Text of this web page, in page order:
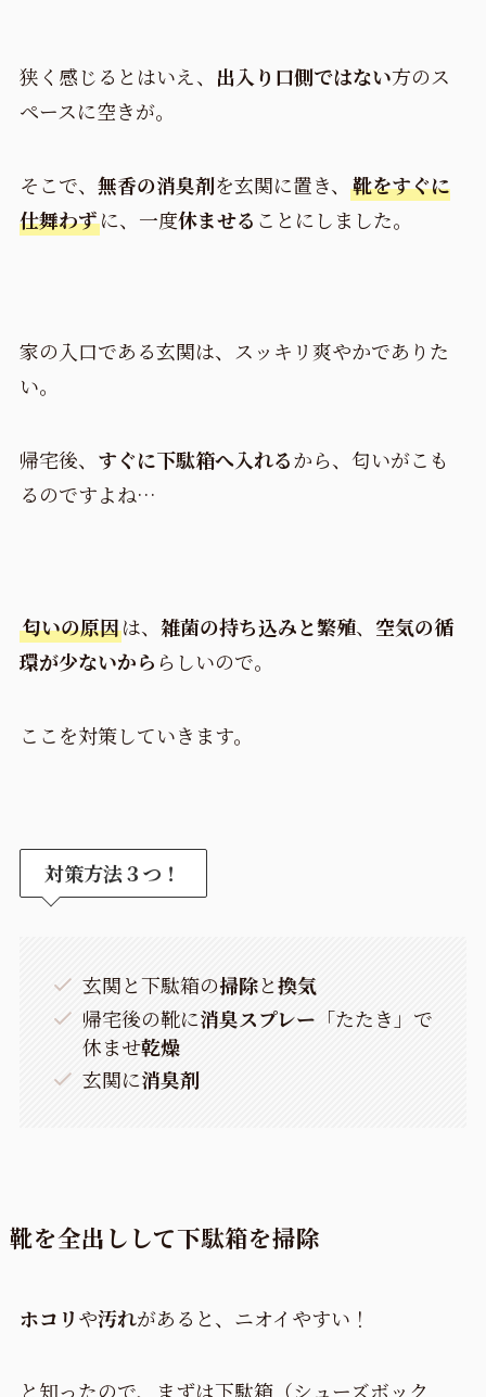
狭く感じるとはいえ、 出入り口側ではない方のス
ペースに空きが。
そこで、 無香の消臭剤を玄関に置き、 靴をすぐに
仕舞わずに、一度休ませる ことにしました。
家の入口である玄関は、スッキリ爽やかでありた
い。
帰宅後、 すぐに下駄箱へ入れるから、匂いがこも
るのですよね…
匂いの原因は、 雑菌の持ち込みと繁殖、 空気の循
環が少ないから らしいので。
ここを対策していきます。
対策方法３つ！
玄関と下駄箱の掃除と換気
帰宅後の靴に消臭スプレー 「たたき」で
休ませ乾燥
玄関に消臭剤
靴を全出しして下駄箱を掃除
ホコリや汚れがあると、ニオイやすい！
と知ったので、まずは下駄箱（シューズボック